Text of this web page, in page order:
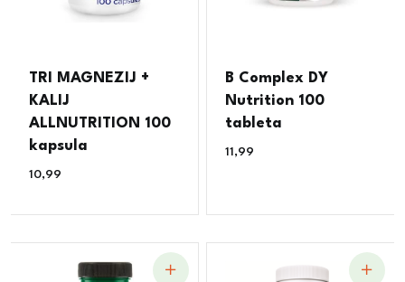
TRI MAGNEZIJ +
KALIJ
ALLNUTRITION 100
kapsula
10,99
B Complex DY
Nutrition 100
tableta
11,99